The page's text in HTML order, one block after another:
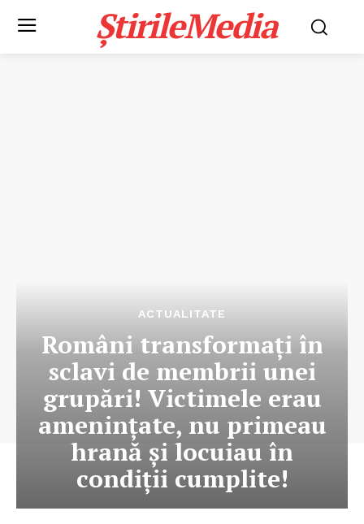
ȘtirileMedia
ACTUALITATE
Români transformați în
sclavi de membrii unei
grupări! Victimele erau
amenințate, nu primeau
hrană și locuiau în
condiții cumplite!